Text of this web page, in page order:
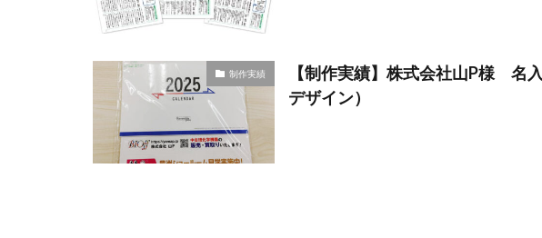
制作実績
【制作実績】株式会社山P様 名
デザイン）